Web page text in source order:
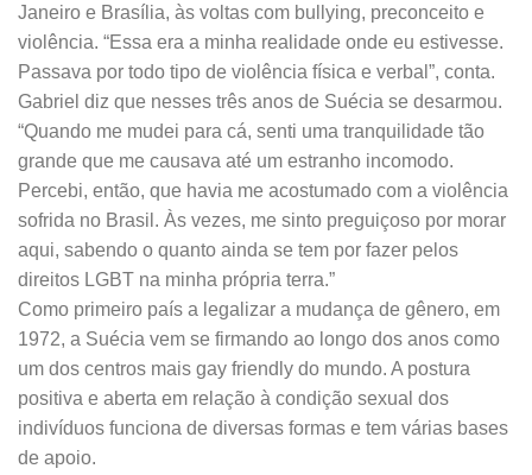
Janeiro e Brasília, às voltas com bullying, preconceito e
violência. “Essa era a minha realidade onde eu estivesse.
Passava por todo tipo de violência física e verbal”, conta.
Gabriel diz que nesses três anos de Suécia se desarmou.
“Quando me mudei para cá, senti uma tranquilidade tão
grande que me causava até um estranho incomodo.
Percebi, então, que havia me acostumado com a violência
sofrida no Brasil. Às vezes, me sinto preguiçoso por morar
aqui, sabendo o quanto ainda se tem por fazer pelos
direitos LGBT na minha própria terra.”
Como primeiro país a legalizar a mudança de gênero, em
1972, a Suécia vem se firmando ao longo dos anos como
um dos centros mais gay friendly do mundo. A postura
positiva e aberta em relação à condição sexual dos
indivíduos funciona de diversas formas e tem várias bases
de apoio.